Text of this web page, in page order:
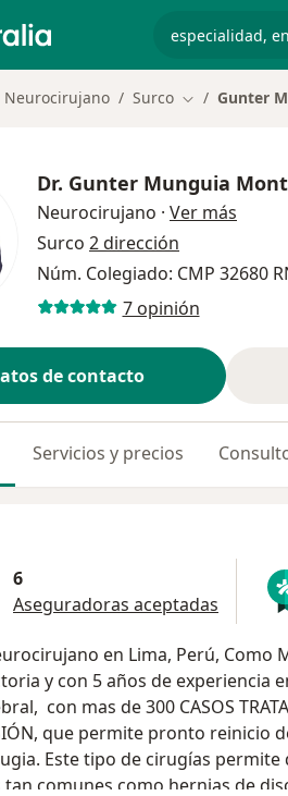
Neurocirujano Surco Cambiar de
Gunter
Dr. Gunter Munguia
Neurocirujano · Ver más
Surco 2 dirección
Núm. Colegiado: CMP 32680
7 opinión
de contacto
Servicios y precios
6
Aseguradoras aceptadas
en Lima, Perú, Como
y con 5 años de experiencia
con mas de 300 CASOS
que permite pronto reinicio
Este tipo de cirugías permite
comunes como hernias de